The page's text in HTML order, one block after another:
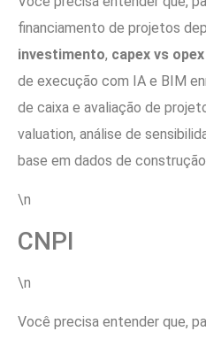
financiamento de projetos
investimento, capex vs opex
de execução com IA e BIM
de caixa e avaliação de
valuation, análise de
base em dados de
\n
CNPI
\n
Você precisa entender que,